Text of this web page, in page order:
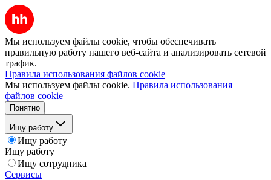
Мы используем файлы cookie, чтобы обеспечивать
правильную работу нашего веб-сайта и анализировать сетевой
трафик.
Правила использования файлов cookie
Мы используем файлы cookie. Правила использования
файлов cookie
Понятно
Ищу работу
Ищу работу
Ищу работу
Ищу сотрудника
Сервисы